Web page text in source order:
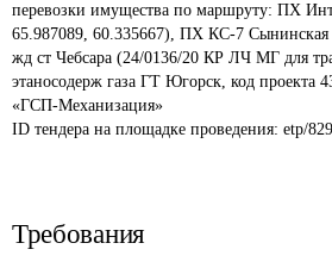
перевозки имущества по маршруту: ПХ
65.987089, 60.335667), ПХ КС-7 Сынинская
жд ст Чебсара (24/0136/20 КР ЛЧ МГ для
этаносодерж газа ГТ Югорск, код
«ГСП-Механизация»
ID тендера на площадке проведения: etp/
Требования